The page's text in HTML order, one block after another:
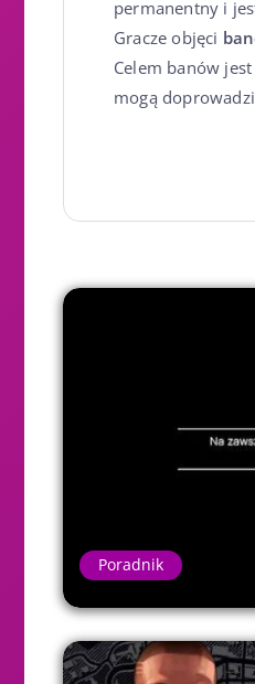
permanentny i
Gracze objęci
Celem banów
mogą
Poradnik